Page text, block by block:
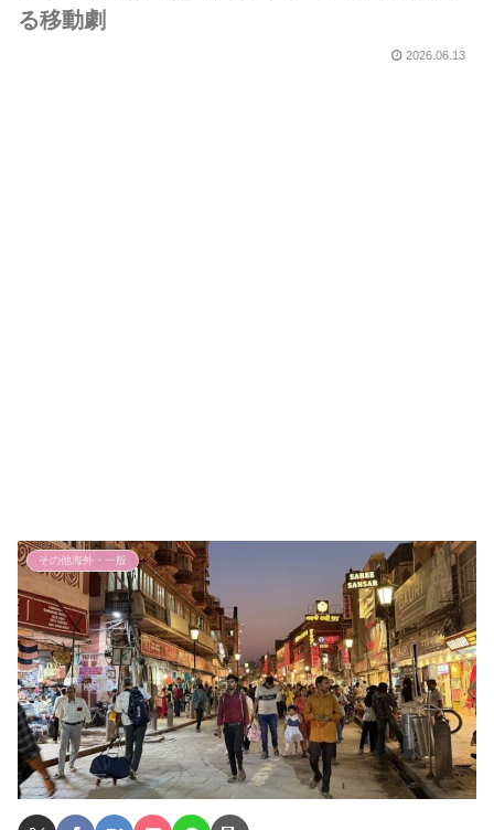
る移動劇
2026.06.13
その他海外・一般